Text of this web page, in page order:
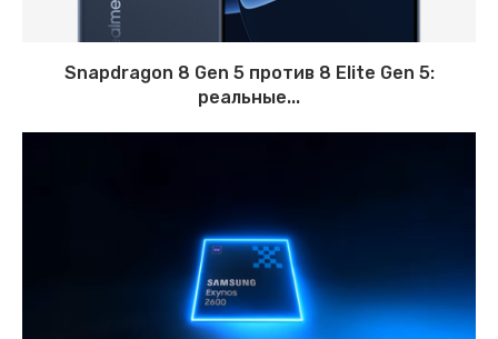
Snapdragon 8 Gen 5 против 8 Elite Gen 5:
реальные...